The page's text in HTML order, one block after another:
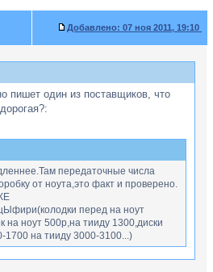
Добавлено: 07 ноя 2011, 19:10
пишет один из поставщиков, что
дорогая?:
передаточные числа
от ноута,это факт и проверено.
перед на ноут
на ноут 500р,на тииду 1300,диски
1700 на тииду 3000-3100...)